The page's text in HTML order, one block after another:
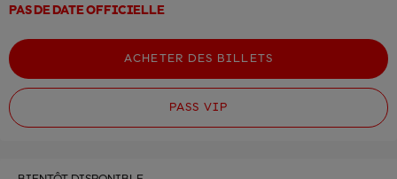
PAS DE DATE OFFICIELLE
ACHETER DES BILLETS
PASS VIP